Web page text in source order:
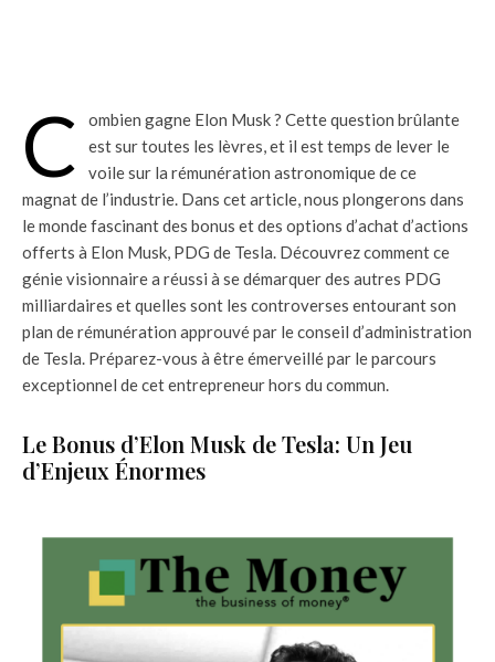
C
ombien gagne Elon Musk ? Cette question brûlante
est sur toutes les lèvres, et il est temps de lever le
voile sur la rémunération astronomique de ce
magnat de l’industrie. Dans cet article, nous plongerons dans
le monde fascinant des bonus et des options d’achat d’actions
offerts à Elon Musk, PDG de Tesla. Découvrez comment ce
génie visionnaire a réussi à se démarquer des autres PDG
milliardaires et quelles sont les controverses entourant son
plan de rémunération approuvé par le conseil d’administration
de Tesla. Préparez-vous à être émerveillé par le parcours
exceptionnel de cet entrepreneur hors du commun.
Le Bonus d’Elon Musk de Tesla: Un Jeu
d’Enjeux Énormes